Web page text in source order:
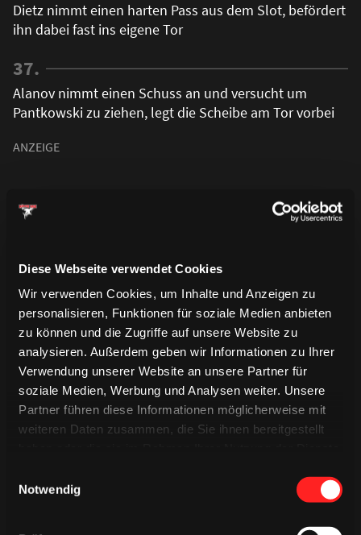
Diese Webseite verwendet Cookies
Wir verwenden Cookies, um Inhalte und Anzeigen zu
personalisieren, Funktionen für soziale Medien anbieten
zu können und die Zugriffe auf unsere Website zu
analysieren. Außerdem geben wir Informationen zu Ihrer
Verwendung unserer Website an unsere Partner für
soziale Medien, Werbung und Analysen weiter. Unsere
Partner führen diese Informationen möglicherweise mit
weiteren Daten zusammen, die Sie ihnen bereitgestellt
Notwendig
Dietz nimmt einen harten Pass aus dem Slot, befördert
ihn dabei fast ins eigene Tor
37.
Alanov nimmt einen Schuss an und versucht um
Pantkowski zu ziehen, legt die Scheibe am Tor vorbei
36.
Müller aus der Distanz, am kurzen Pfosten vorbei
UPDATE
Die Kamera im Tor der Haie hat gerade eben was
abbekommen und muss gerichtet werden. Es
dauert kurz
36.
Thuresson mit dem One Timer aus dem hohen Slot,
35.